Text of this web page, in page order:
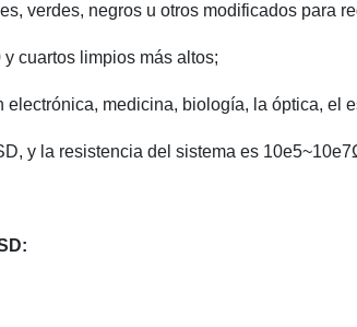
verdes, negros u otros modificados para
cuartos limpios más altos;
medicina, biología, la óptica, el
y la resistencia del sistema es